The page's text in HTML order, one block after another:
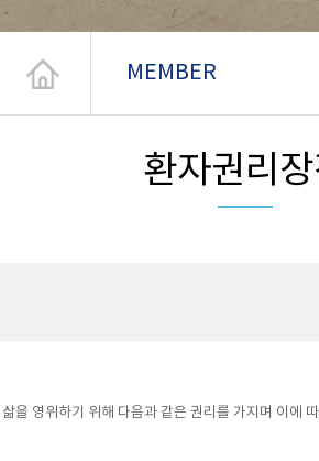
MEMBER
환자권리
을 영위하기 위해 다음과 같은 권리를 가지며 이에